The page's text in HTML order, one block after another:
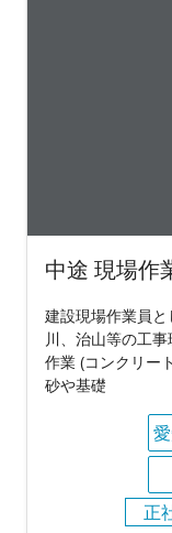
中途 現場作
建設現場作業員
川、治山等の工
作業 (コンクリー
砂や基礎
正